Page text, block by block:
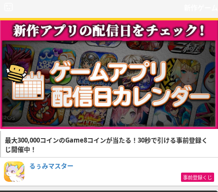
最大300,000コインのGame8コインが当たる！30秒で引ける事前登録く
じ開催中！
るぅみマスター
事前登録くじ